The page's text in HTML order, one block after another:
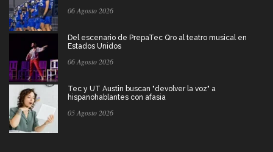
06 Agosto 2026
Del escenario de PrepaTec Qro al teatro musical en
Estados Unidos
06 Agosto 2026
Tec y UT Austin buscan "devolver la voz" a
hispanohablantes con afasia
05 Agosto 2026